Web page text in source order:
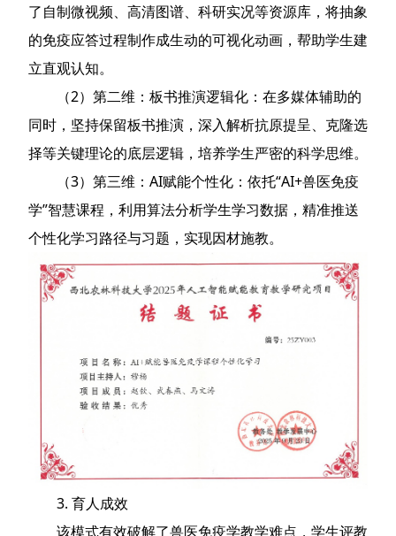
了自制微视频、高清图谱、科研实况等资源库，将抽象
的免疫应答过程制作成生动的可视化动画，帮助学生建
立直观认知。
（2）第二维：板书推演逻辑化：在多媒体辅助的
同时，坚持保留板书推演，深入解析抗原提呈、克隆选
择等关键理论的底层逻辑，培养学生严密的科学思维。
（3）第三维：AI赋能个性化：依托“AI+兽医免疫
学”智慧课程，利用算法分析学生学习数据，精准推送
个性化学习路径与习题，实现因材施教。
3. 育人成效
该模式有效破解了兽医免疫学教学难点，学生评教